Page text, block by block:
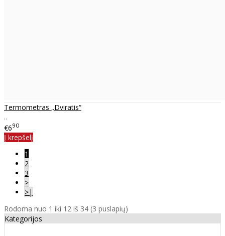
Termometras „Dviratis“
..
€690
Į krepšelį
1
2
3
>
>|
Rodoma nuo 1 iki 12 iš 34 (3 puslapių)
Kategorijos